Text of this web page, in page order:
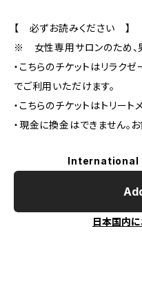
【 必ずお読みください 】
※ 女性専用サロンのため、
・こちらのチケットはリラクゼ
でご利用いただけます。
・こちらのチケットはトリート
・現金に換金はできません。
International
日本国内